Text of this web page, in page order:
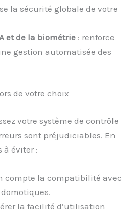
la sécurité globale de votre
et de la biométrie : renforce
gestion automatisée des
de votre choix
votre système de contrôle
sont préjudiciables. En
à éviter :
compte la compatibilité avec
la facilité d’utilisation